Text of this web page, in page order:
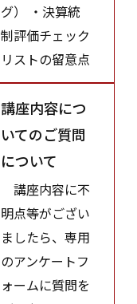
グ） ・決算統
制評価チェック
リストの留意点
講座内容につ
いてのご質問
について
講座内容に不
明点等がござい
ましたら、専用
のアンケートフ
ォームに質問を